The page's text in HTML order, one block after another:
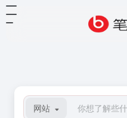
网站